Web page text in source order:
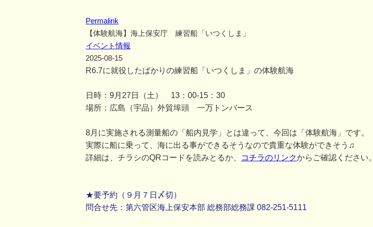
Permalink
【体験航海】海上保安庁 練習船「いつくしま」
イベント情報
2025-08-15
R6.7に就役したばかりの練習船「いつくしま」の体験航海
日時：9月27日（土） 13：00-15：30
場所：広島（宇品）外貿埠頭 一万トンバース
8月に実施される測量船の「船内見学」とは違って、今回は「体験航海」です。
実際に船に乗って、海に出る事ができるそうなので貴重な体験ができそう♫
詳細は、チラシのQRコードを読みとるか、
コチラのリンクからご確認ください。
★要予約（９月７日〆切）
問合せ先：第六管区海上保安本部 総務部総務課 082-251-5111